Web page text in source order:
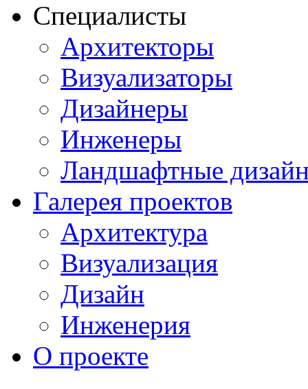
Специалисты
Архитекторы
Визуализаторы
Дизайнеры
Инженеры
Ландшафтные
Галерея проектов
Архитектура
Визуализация
Дизайн
Инженерия
О проекте